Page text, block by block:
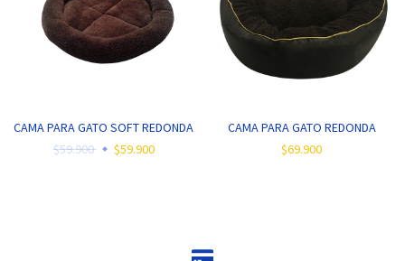
CAMA PARA GATO SOFT REDONDA
$59.900
$59.900
CAMA PARA GATO REDONDA
$69.900